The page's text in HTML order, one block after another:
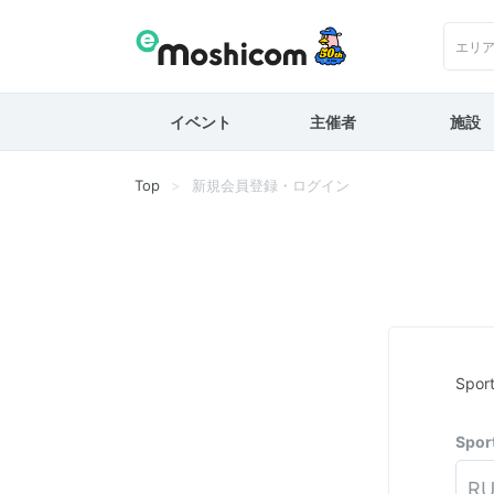
エリ
イベント 主催者 施設
Top 新規会員登録・ログイン